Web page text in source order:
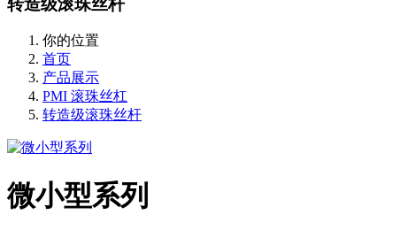
转造级滚珠丝杆
你的位置
首页
产品展示
PMI 滚珠丝杠
转造级滚珠丝杆
微小型系列